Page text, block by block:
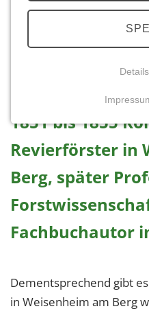
Karl Gayer (1822
bedeutender
1851 bis 1855
Revierförster in
Berg, später
Fachbuchautor
Dementsprechend gibt
in Weisenheim am Berg
Notwendige Cookies
Funktionen und sind
Einverständnis-
Name:
cookie_consent
Dieser Cookie
Einverständnis-